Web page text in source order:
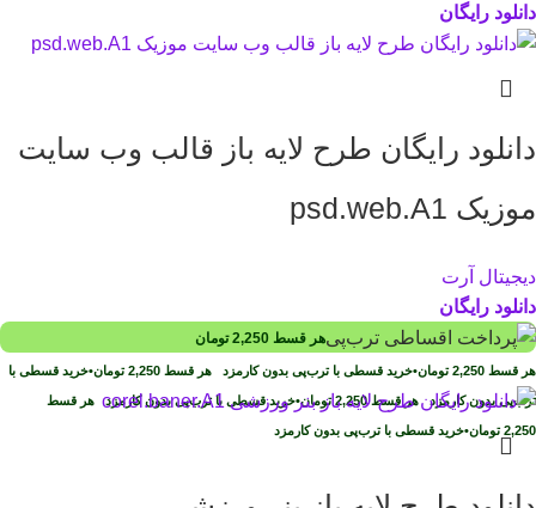
دانلود رایگان
دانلود رایگان طرح لایه باز قالب وب سایت
موزیک psd.web.A1
دیجیتال آرت
دانلود رایگان
هر قسط 2,250 تومان
هر قسط 2,250 تومان•خرید قسطی با ترب‌پی بدون کارمزد هر قسط 2,250 تومان•خرید قسطی با
ترب‌پی بدون کارمزدهر قسط2,250 تومان•خرید قسطی با ترب‌پی بدون کارمزد هر قسط
2,250 تومان•خرید قسطی با ترب‌پی بدون کارمزد